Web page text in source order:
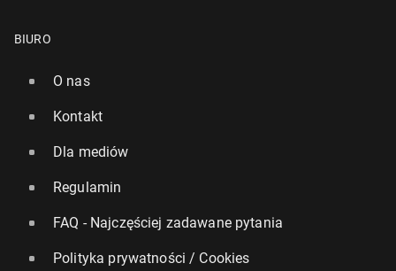
BIURO
O nas
Kontakt
Dla mediów
Regulamin
FAQ - Najczęściej zadawane pytania
Polityka prywatności / Cookies